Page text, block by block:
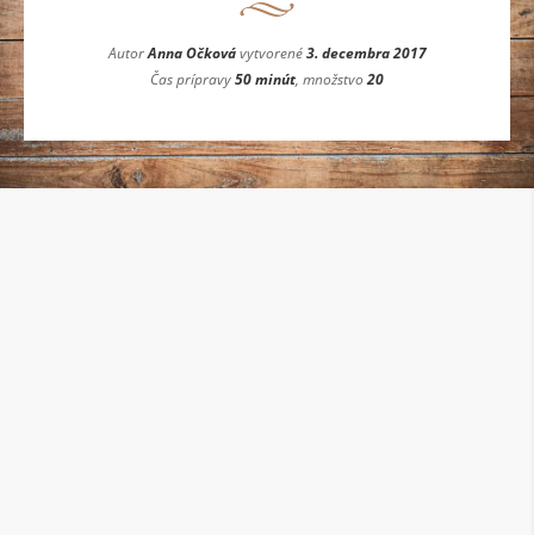
AutorAnna Očkovávytvorené3. decembra 2017
Čas prípravy50 minút, množstvo20